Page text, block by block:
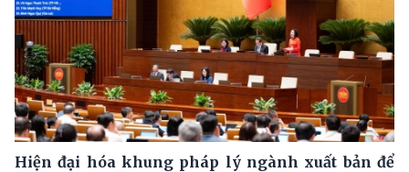
Hiện đại hóa khung pháp lý ngành xuất bản để